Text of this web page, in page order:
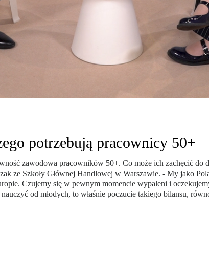
potrzebują pracownicy 50+
zawodowa pracowników 50+. Co może ich zachęcić
ze Szkoły Głównej Handlowej w Warszawie. - My jako
Czujemy się w pewnym momencie wypaleni i
od młodych, to właśnie poczucie takiego bilansu,